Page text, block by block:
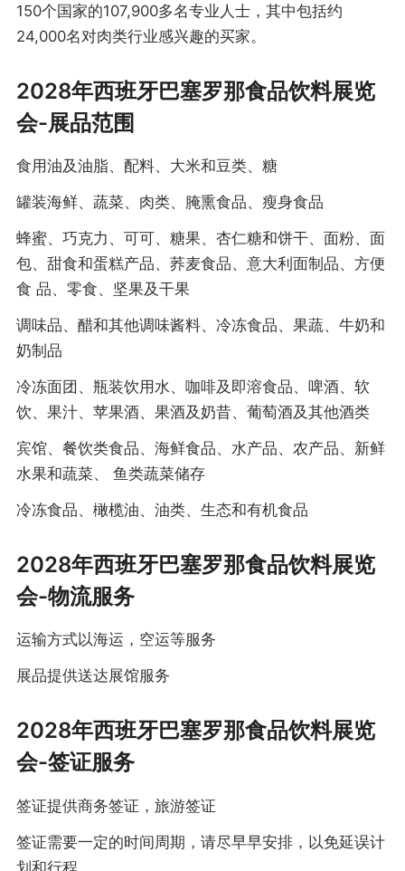
150个国家的107,900多名专业人士，其中包括约
24,000名对肉类行业感兴趣的买家。
2028年西班牙巴塞罗那食品饮料展览
会-展品范围
食用油及油脂、配料、大米和豆类、糖
罐装海鲜、蔬菜、肉类、腌熏食品、瘦身食品
蜂蜜、巧克力、可可、糖果、杏仁糖和饼干、面粉、面
包、甜食和蛋糕产品、荞麦食品、意大利面制品、方便
食 品、零食、坚果及干果
调味品、醋和其他调味酱料、冷冻食品、果蔬、牛奶和
奶制品
冷冻面团、瓶装饮用水、咖啡及即溶食品、啤酒、软
饮、果汁、苹果酒、果酒及奶昔、葡萄酒及其他酒类
宾馆、餐饮类食品、海鲜食品、水产品、农产品、新鲜
水果和蔬菜、 鱼类蔬菜储存
冷冻食品、橄榄油、油类、生态和有机食品
2028年西班牙巴塞罗那食品饮料展览
会-物流服务
运输方式以海运，空运等服务
展品提供送达展馆服务
2028年西班牙巴塞罗那食品饮料展览
会-签证服务
签证提供商务签证，旅游签证
签证需要一定的时间周期，请尽早早安排，以免延误计
划和行程